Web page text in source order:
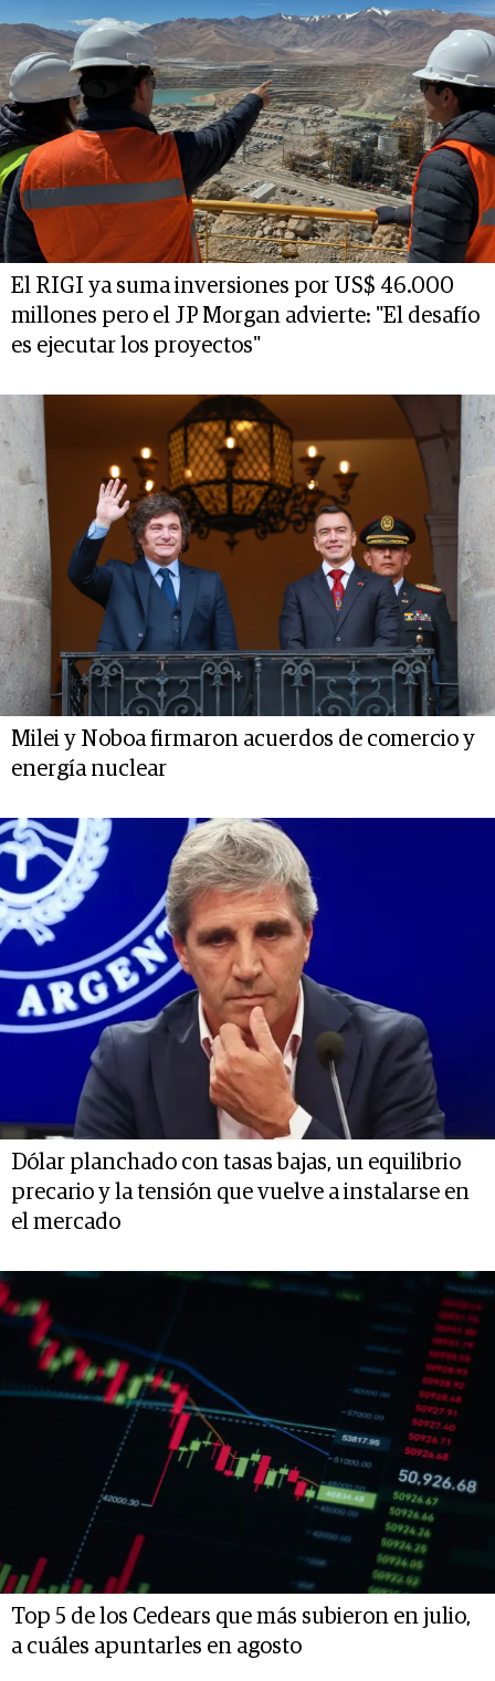
El RIGI ya suma inversiones por US$ 46.000
millones pero el JP Morgan advierte: "El desafío
es ejecutar los proyectos"
Milei y Noboa firmaron acuerdos de comercio y
energía nuclear
Dólar planchado con tasas bajas, un equilibrio
precario y la tensión que vuelve a instalarse en
el mercado
Top 5 de los Cedears que más subieron en julio,
a cuáles apuntarles en agosto